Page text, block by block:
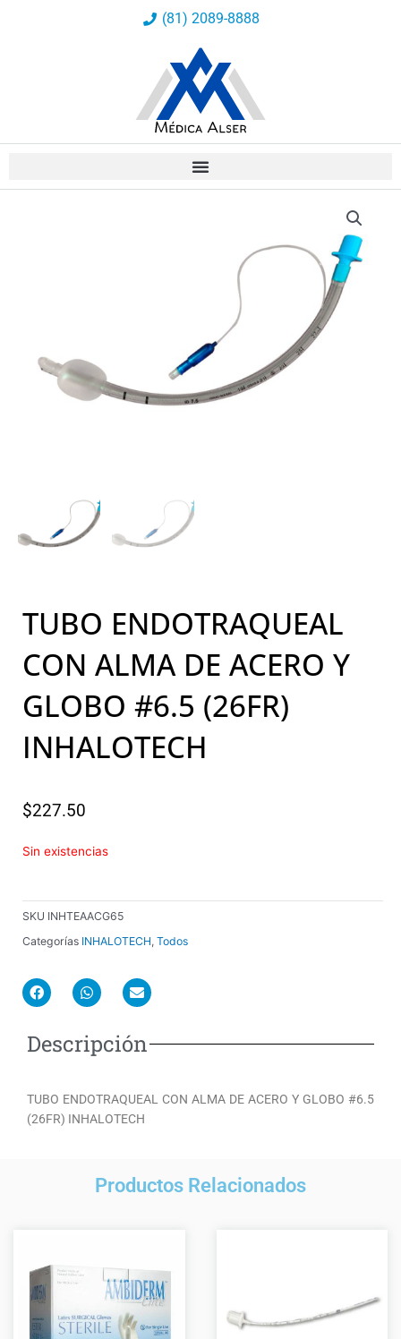
(81) 2089-8888
TUBO ENDOTRAQUEAL
CON ALMA DE ACERO Y
GLOBO #6.5 (26FR)
INHALOTECH
$227.50
Sin existencias
SKU INHTEAACG65
Categorías INHALOTECH, Todos
F
a
b
o
W
h
s
a
E
n
l
o
Descripción
TUBO ENDOTRAQUEAL CON ALMA DE ACERO Y GLOBO #6.5
(26FR) INHALOTECH
Productos Relacionados